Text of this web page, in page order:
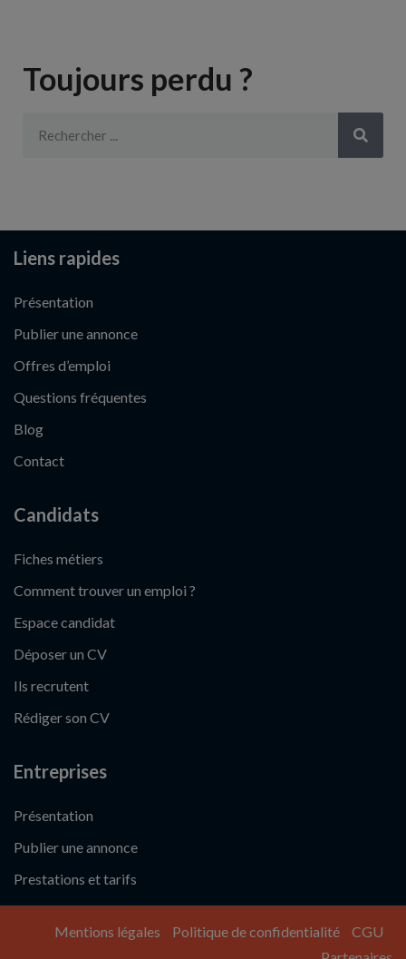
Toujours perdu ?
Liens rapides
Présentation
Publier une annonce
Offres d’emploi
Questions fréquentes
Blog
Contact
Candidats
Fiches métiers
Comment trouver un emploi ?
Espace candidat
Déposer un CV
Ils recrutent
Rédiger son CV
Entreprises
Présentation
Publier une annonce
Prestations et tarifs
Mentions légales Politique de confidentialité
CGU